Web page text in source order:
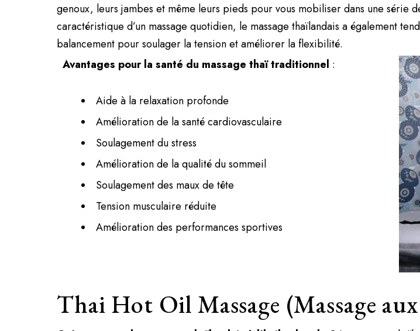
genoux, leurs jambes et même leurs pieds pour vous mobiliser dans une série
caractéristique d’un massage quotidien, le massage thaïlandais a également
balancement pour soulager la tension et améliorer la flexibilité.
Avantages pour la santé du massage thaï traditionnel :
Aide à la relaxation profonde
Amélioration de la santé cardiovasculaire
Soulagement du stress
Amélioration de la qualité du sommeil
Soulagement des maux de tête
Tension musculaire réduite
Amélioration des performances sportives
Thai Hot Oil Massage (Massage